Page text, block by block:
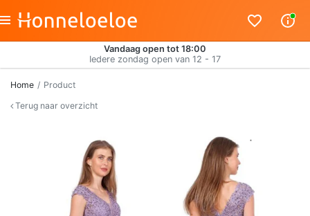
Vandaag open tot 18:00
Iedere zondag open van 12 - 17
Home
Product
Terug naar overzicht